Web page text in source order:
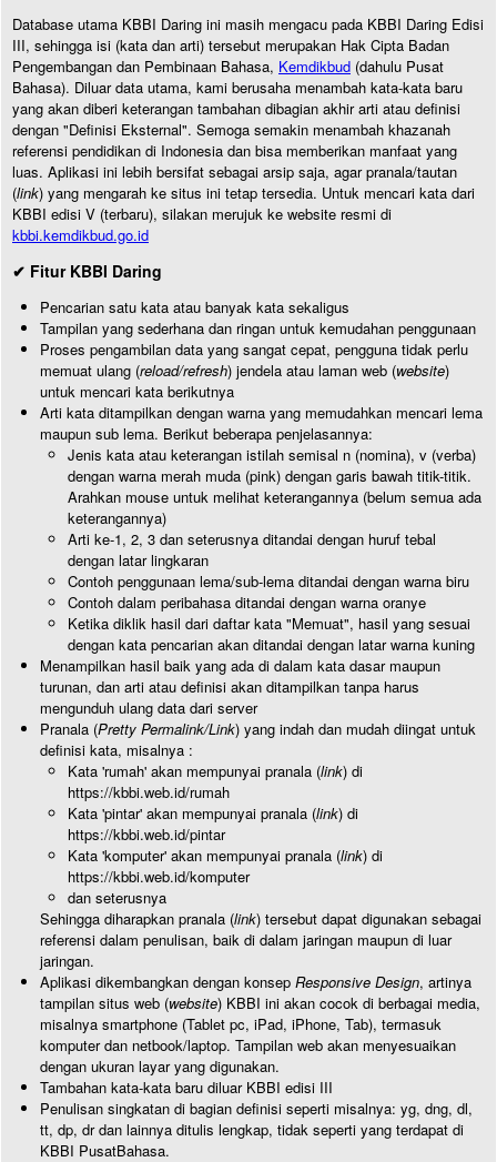
Database utama KBBI Daring ini masih mengacu pada KBBI Daring Edisi
III, sehingga isi (kata dan arti) tersebut merupakan Hak Cipta Badan
Pengembangan dan Pembinaan Bahasa, Kemdikbud (dahulu Pusat
Bahasa). Diluar data utama, kami berusaha menambah kata-kata baru
yang akan diberi keterangan tambahan dibagian akhir arti atau definisi
dengan "Definisi Eksternal". Semoga semakin menambah khazanah
referensi pendidikan di Indonesia dan bisa memberikan manfaat yang
luas. Aplikasi ini lebih bersifat sebagai arsip saja, agar pranala/tautan
(link) yang mengarah ke situs ini tetap tersedia. Untuk mencari kata dari
KBBI edisi V (terbaru), silakan merujuk ke website resmi di
kbbi.kemdikbud.go.id
✔ Fitur KBBI Daring
Pencarian satu kata atau banyak kata sekaligus
Tampilan yang sederhana dan ringan untuk kemudahan penggunaan
Proses pengambilan data yang sangat cepat, pengguna tidak perlu
memuat ulang (reload/refresh) jendela atau laman web (website)
untuk mencari kata berikutnya
Arti kata ditampilkan dengan warna yang memudahkan mencari lema
maupun sub lema. Berikut beberapa penjelasannya:
Jenis kata atau keterangan istilah semisal n (nomina), v (verba)
dengan warna merah muda (pink) dengan garis bawah titik-titik.
Arahkan mouse untuk melihat keterangannya (belum semua ada
keterangannya)
Arti ke-1, 2, 3 dan seterusnya ditandai dengan huruf tebal
dengan latar lingkaran
Contoh penggunaan lema/sub-lema ditandai dengan warna biru
Contoh dalam peribahasa ditandai dengan warna oranye
Ketika diklik hasil dari daftar kata "Memuat", hasil yang sesuai
dengan kata pencarian akan ditandai dengan latar warna kuning
Menampilkan hasil baik yang ada di dalam kata dasar maupun
turunan, dan arti atau definisi akan ditampilkan tanpa harus
mengunduh ulang data dari server
Pranala (Pretty Permalink/Link) yang indah dan mudah diingat untuk
definisi kata, misalnya :
Kata 'rumah' akan mempunyai pranala (link) di
https://kbbi.web.id/rumah
Kata 'pintar' akan mempunyai pranala (link) di
https://kbbi.web.id/pintar
Kata 'komputer' akan mempunyai pranala (link) di
https://kbbi.web.id/komputer
dan seterusnya
Sehingga diharapkan pranala (link) tersebut dapat digunakan sebagai
referensi dalam penulisan, baik di dalam jaringan maupun di luar
jaringan.
Aplikasi dikembangkan dengan konsep Responsive Design, artinya
tampilan situs web (website) KBBI ini akan cocok di berbagai media,
misalnya smartphone (Tablet pc, iPad, iPhone, Tab), termasuk
komputer dan netbook/laptop. Tampilan web akan menyesuaikan
dengan ukuran layar yang digunakan.
Tambahan kata-kata baru diluar KBBI edisi III
Penulisan singkatan di bagian definisi seperti misalnya: yg, dng, dl,
tt, dp, dr dan lainnya ditulis lengkap, tidak seperti yang terdapat di
KBBI PusatBahasa.